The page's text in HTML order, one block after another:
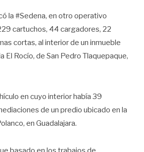
la #Sedena, en otro operativo
cartuchos, 44 cargadores, 22
cortas, al interior de un inmueble
El Rocío, de San Pedro Tlaquepaque,
en cuyo interior había 39
de un predio ubicado en la
en Guadalajara.